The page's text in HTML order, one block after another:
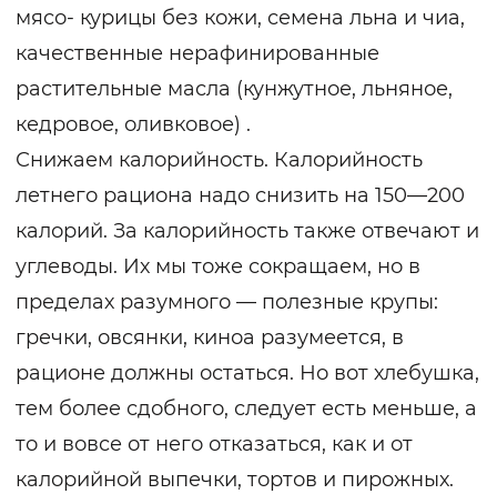
мясо- курицы без кожи, семена льна и чиа,
качественные нерафинированные
растительные масла (кунжутное, льняное,
кедровое, оливковое) .
Снижаем калорийность. Калорийность
летнего рациона надо снизить на 150—200
калорий. За калорийность также отвечают и
углеводы. Их мы тоже сокращаем, но в
пределах разумного — полезные крупы:
гречки, овсянки, киноа разумеется, в
рационе должны остаться. Но вот хлебушка,
тем более сдобного, следует есть меньше, а
то и вовсе от него отказаться, как и от
калорийной выпечки, тортов и пирожных.